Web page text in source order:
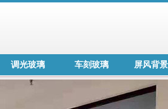
调光玻璃 车刻玻璃 屏风背